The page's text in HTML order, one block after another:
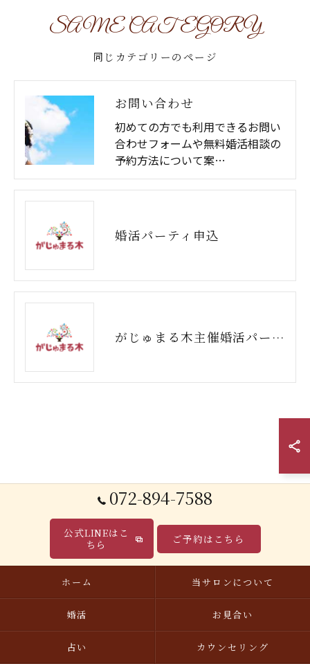
同じカテゴリーのページ
SAME CATEGORY
お問い合わせ
初めての方でも利用できるお問い
合わせフォームや無料婚活相談の
予約方法について案…
婚活パーティ申込
がじゅまる木主催婚活パーティー申込フォーム
072-894-7588
公式LINEはこ
ちら
ご予約はこちら
ホーム 当サロンについて
婚活 お見合い
占い カウンセリング